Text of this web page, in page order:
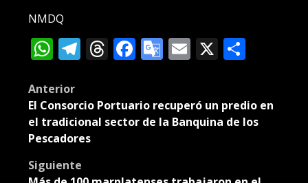
NMDQ
WhatsApp
Telegram
Threads
Facebook
Google
Email
X
Post
navigation
Anterior
El Consorcio Portuario recuperó un predio en
el tradicional sector de la Banquina de los
Pescadores
Siguiente